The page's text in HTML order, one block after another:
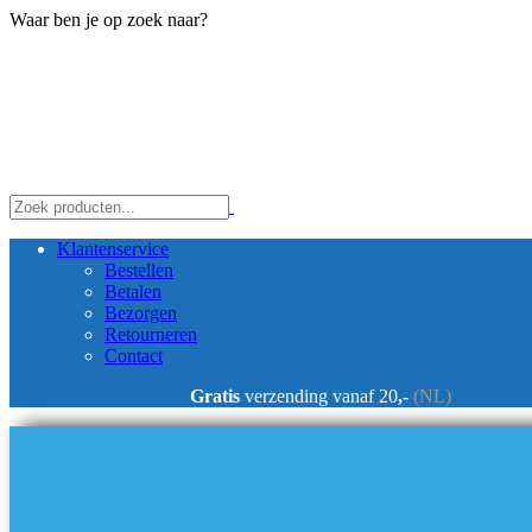
Waar ben je op zoek naar?
Klantenservice
Bestellen
Betalen
Bezorgen
Retourneren
Contact
Gratis verzending vanaf 20,- (NL)